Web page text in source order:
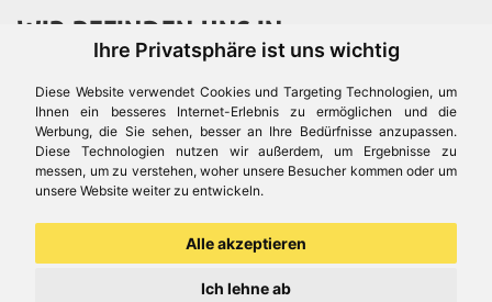
Ihre Privatsphäre ist uns wichtig
Diese Website verwendet Cookies und Targeting Technologien, um
Ihnen ein besseres Internet-Erlebnis zu ermöglichen und die
Werbung, die Sie sehen, besser an Ihre Bedürfnisse anzupassen.
Diese Technologien nutzen wir außerdem, um Ergebnisse zu
messen, um zu verstehen, woher unsere Besucher kommen oder um
unsere Website weiter zu entwickeln.
Alle akzeptieren
Ich lehne ab
WIR BEFINDEN UNS IN
Es gibt uns auch in